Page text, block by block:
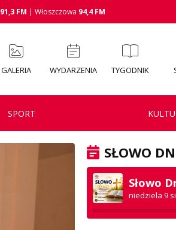
91,3 FM | Włoszczowa 94,4 FM
GALERIA WYDARZENIA TYGODNIK
SPORT
SŁOWO
Słowo
niedziela 9